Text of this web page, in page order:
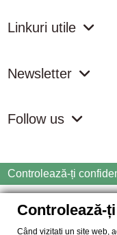
Linkuri utile
Newsletter
Follow us
Controlează-ți
Copyright
2026
Controlează-
Când vizitați un site web,